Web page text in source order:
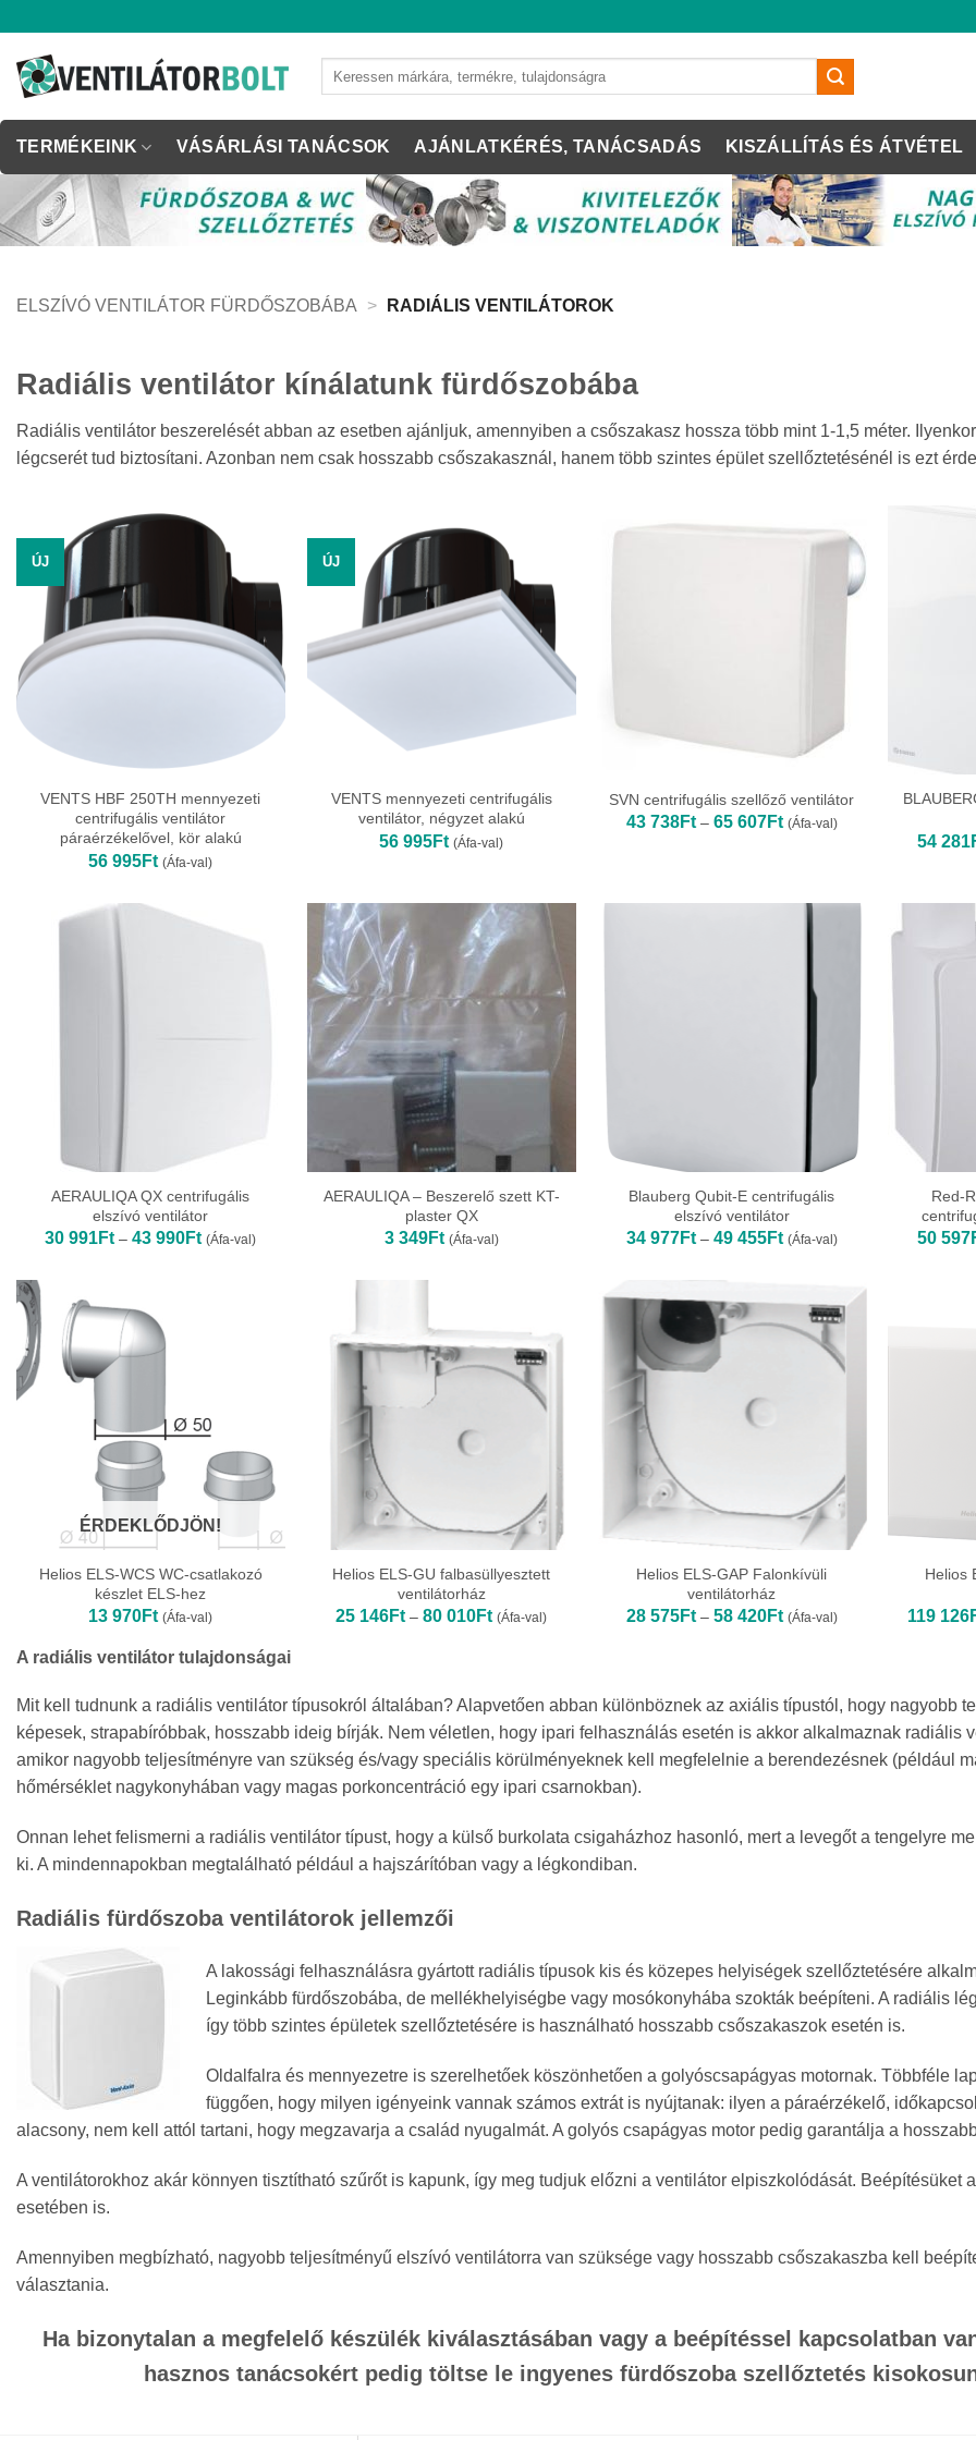
content
TERMÉKEINK VÁSÁRLÁSI TANÁCSOK AJÁNLATKÉRÉS, TANÁCSADÁS KISZÁLLÍTÁS ÉS ÁTVÉTEL
ELSZÍVÓ VENTILÁTOR FÜRDŐSZOBÁBA > RADIÁLIS VENTILÁTOROK
Radiális ventilátor kínálatunk fürdőszobába
Radiális ventilátor beszerelését abban az esetben ajánljuk, amennyiben a csőszakasz hossza több mint 1-1,5 méter.
légcserét tud biztosítani. Azonban nem csak hosszabb csőszakasznál, hanem több szintes épület szellőztetésénél is ezt
ÚJ
VENTS HBF 250TH mennyezeti
centrifugális ventilátor
páraérzékelővel, kör alakú
56 995Ft (Áfa-val)
ÚJ
VENTS mennyezeti centrifugális
ventilátor, négyzet alakú
56 995Ft (Áfa-val)
SVN centrifugális szellőző ventilátor
43 738Ft – 65 607FtÁrtartomány:
43
(Áfa-val)
54 281
AERAULIQA QX centrifugális
elszívó ventilátor
30 991Ft – 43 990FtÁrtartomány:
30
(Áfa-val)
AERAULIQA – Beszerelő szett KT-
plaster QX
3 349Ft (Áfa-val)
Blauberg Qubit-E centrifugális
elszívó ventilátor
34 977Ft – 49 455FtÁrtartomány:
34
455Ft
(Áfa-val)
Red-
50 597
ÉRDEKLŐDJÖN!
Helios ELS-WCS WC-csatlakozó
készlet ELS-hez
13 970Ft (Áfa-val)
Helios ELS-GU falbasüllyesztett
ventilátorház
25 146Ft – 80 010FtÁrtartomány:
25
(Áfa-val)
Helios ELS-GAP Falonkívüli
ventilátorház
28 575Ft – 58 420FtÁrtartomány:
28
(Áfa-val)
Helios
119 126
A radiális ventilátor tulajdonságai
Mit kell tudnunk a radiális ventilátor típusokról általában? Alapvetően abban különböznek az axiális típustól, hogy nagyobb
képesek, strapabíróbbak, hosszabb ideig bírják. Nem véletlen, hogy ipari felhasználás esetén is akkor alkalmaznak radiális
amikor nagyobb teljesítményre van szükség és/vagy speciális körülményeknek kell megfelelnie a berendezésnek (például
hőmérséklet nagykonyhában vagy magas porkoncentráció egy ipari csarnokban).
Onnan lehet felismerni a radiális ventilátor típust, hogy a külső burkolata csigaházhoz hasonló, mert a levegőt a tengelyre
ki. A mindennapokban megtalálható például a hajszárítóban vagy a légkondiban.
Radiális fürdőszoba ventilátorok jellemzői
A lakossági felhasználásra gyártott radiális típusok kis és közepes helyiségek szellőztetésére
Leginkább fürdőszobába, de mellékhelyiségbe vagy mosókonyhába szokták beépíteni. A radiális
így több szintes épületek szellőztetésére is használható hosszabb csőszakaszok esetén is.
Oldalfalra és mennyezetre is szerelhetőek köszönhetően a golyóscsapágyas motornak. Többféle
függően, hogy milyen igényeink vannak számos extrát is nyújtanak: ilyen a páraérzékelő,
alacsony, nem kell attól tartani, hogy megzavarja a család nyugalmát. A golyós csapágyas motor pedig garantálja a
A ventilátorokhoz akár könnyen tisztítható szűrőt is kapunk, így meg tudjuk előzni a ventilátor elpiszkolódását. Beépítésüket
esetében is.
Amennyiben megbízható, nagyobb teljesítményű elszívó ventilátorra van szüksége vagy hosszabb csőszakaszba kell
választania.
Ha bizonytalan a megfelelő készülék kiválasztásában vagy a beépítéssel kapcsolatban
hasznos tanácsokért pedig töltse le ingyenes fürdőszoba szellőztetés